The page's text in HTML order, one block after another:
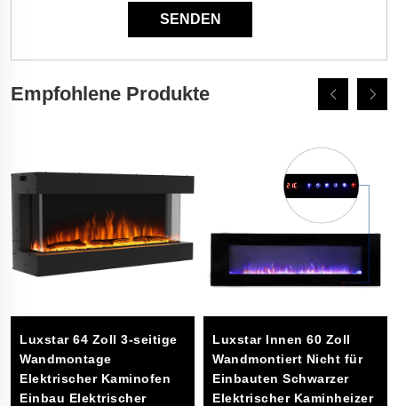
Empfohlene Produkte
Luxstar 64 Zoll 3-seitige
Wandmontage
Elektrischer Kaminofen
Einbau Elektrischer
Luxstar Innen 60 Zoll
Wandmontiert Nicht für
Einbauten Schwarzer
Elektrischer Kaminheizer